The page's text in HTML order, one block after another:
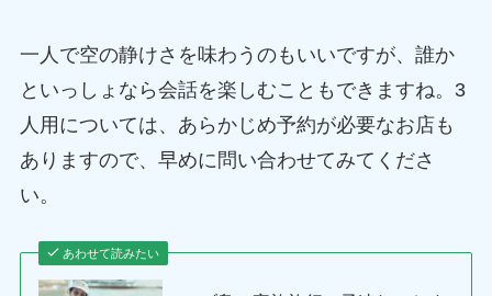
一人で空の静けさを味わうのもいいですが、誰か
といっしょなら会話を楽しむこともできますね。3
人用については、あらかじめ予約が必要なお店も
ありますので、早めに問い合わせてみてくださ
い。
あわせて読みたい